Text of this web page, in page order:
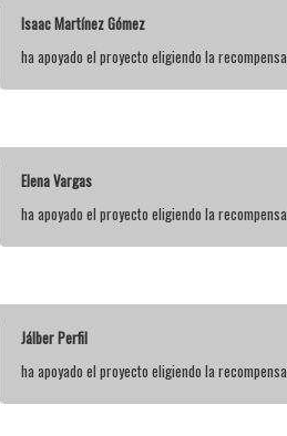
Isaac Martínez Gómez
ha apoyado el proyecto eligiendo la recompensa
Elena Vargas
ha apoyado el proyecto eligiendo la recompensa
Jálber Perfil
ha apoyado el proyecto eligiendo la recompensa